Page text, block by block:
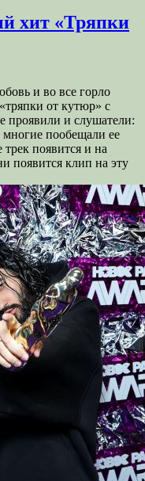
хит «Тряпки
и во все горло
от кутюр» с
проявили и слушатели:
многие пообещали ее
появится и на
появится клип на эту